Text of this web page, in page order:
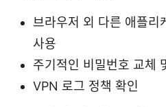
브라우저 외 다른 애플리
사용
주기적인 비밀번호 교체
VPN 로그 정책 확인